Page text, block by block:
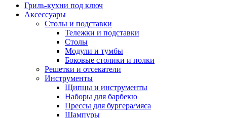
Гриль-кухни под ключ
Аксессуары
Столы и подставки
Тележки и подставки
Столы
Модули и тумбы
Боковые столики и полки
Решетки и отсекатели
Инструменты
Щипцы и инструменты
Наборы для барбекю
Прессы для бургера/мяса
Шампуры